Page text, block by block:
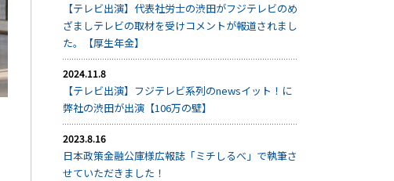
【テレビ出演】代表社労士の渋田がフジテレビのめ
ざましテレビの取材を受けコメントが報道されまし
た。【厚生年金】
2024.11.8
【テレビ出演】フジテレビ系列のnewsイット！に
弊社の渋田が出演【106万の壁】
2023.8.16
日本政策金融公庫様広報誌「ミチしるべ」で執筆さ
せていただきました！